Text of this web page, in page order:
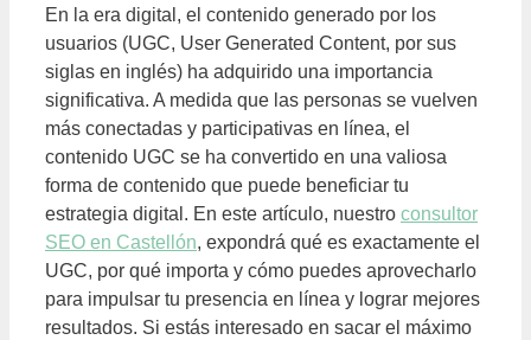
En la era digital, el contenido generado por los
usuarios (UGC, User Generated Content, por sus
siglas en inglés) ha adquirido una importancia
significativa. A medida que las personas se vuelven
más conectadas y participativas en línea, el
contenido UGC se ha convertido en una valiosa
forma de contenido que puede beneficiar tu
estrategia digital. En este artículo, nuestro consultor
SEO en Castellón, expondrá qué es exactamente el
UGC, por qué importa y cómo puedes aprovecharlo
para impulsar tu presencia en línea y lograr mejores
resultados. Si estás interesado en sacar el máximo